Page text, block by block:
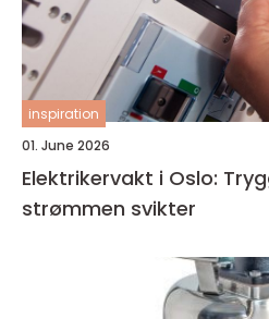
inspiration
01. June 2026
Elektrikervakt i Oslo:
strømmen svikter